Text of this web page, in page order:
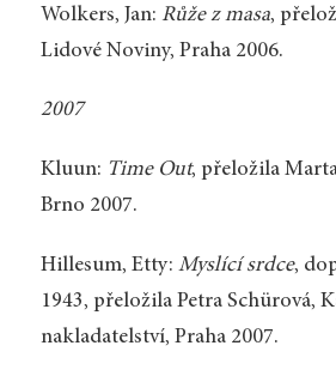
Wolkers, Jan: Růže z masa,
Lidové Noviny, Praha 2006.
2007
Kluun: Time Out, přeložila
Brno 2007.
Hillesum, Etty: Myslící srdce,
1943, přeložila Petra Schürová,
nakladatelství, Praha 2007.